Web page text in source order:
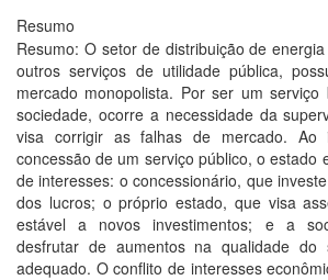
Resumo
Resumo: O setor de distribuição de
outros serviços de utilidade pública,
mercado monopolista. Por ser um
sociedade, ocorre a necessidade da
visa corrigir as falhas de mercado. Ao
concessão de um serviço público, o estado
de interesses: o concessionário, que
dos lucros; o próprio estado, que visa
estável a novos investimentos; e a
desfrutar de aumentos na qualidade
adequado. O conflito de interesses